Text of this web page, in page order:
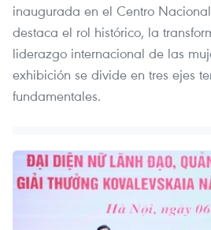
inaugurada en el Centro
destaca el rol histórico, la
liderazgo internacional de las
exhibición se divide en tres ejes
fundamentales.